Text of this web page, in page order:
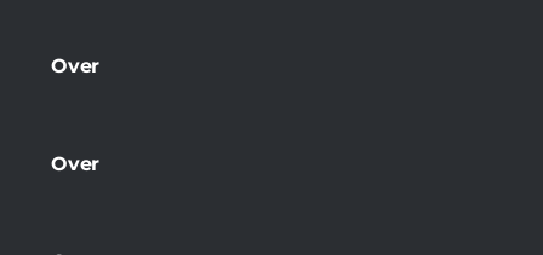
Over
Over